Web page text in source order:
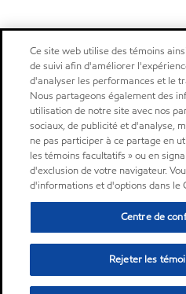
Ce site web utilise des témoins
de suivi afin d'améliorer
d'analyser les performances et le
Nous partageons également des
utilisation de notre site avec nos
sociaux, de publicité et d'analyse,
ne pas participer à ce partage en
les témoins facultatifs » ou en
d'exclusion de votre navigateur.
d'informations et d'options dans le
Centre de
Rejeter les